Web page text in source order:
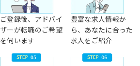
ご登録後、アドバイ
ザーが転職のご希望
を伺います
豊富な求人情報か
ら、あなたに合った
求人をご紹介